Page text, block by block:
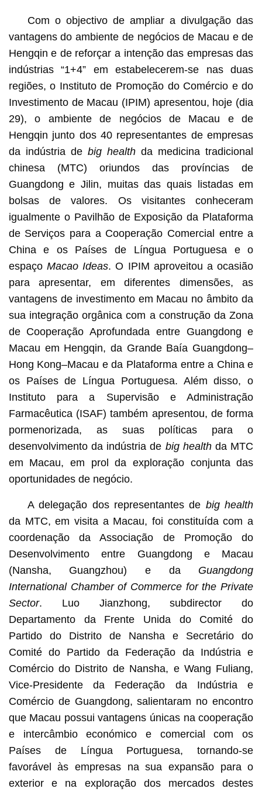
Com o objectivo de ampliar a divulgação das
vantagens do ambiente de negócios de Macau e de
Hengqin e de reforçar a intenção das empresas das
indústrias “1+4” em estabelecerem-se nas duas
regiões, o Instituto de Promoção do Comércio e do
Investimento de Macau (IPIM) apresentou, hoje (dia
29), o ambiente de negócios de Macau e de
Hengqin junto dos 40 representantes de empresas
da indústria de big health da medicina tradicional
chinesa (MTC) oriundos das províncias de
Guangdong e Jilin, muitas das quais listadas em
bolsas de valores. Os visitantes conheceram
igualmente o Pavilhão de Exposição da Plataforma
de Serviços para a Cooperação Comercial entre a
China e os Países de Língua Portuguesa e o
espaço Macao Ideas. O IPIM aproveitou a ocasião
para apresentar, em diferentes dimensões, as
vantagens de investimento em Macau no âmbito da
sua integração orgânica com a construção da Zona
de Cooperação Aprofundada entre Guangdong e
Macau em Hengqin, da Grande Baía Guangdong–
Hong Kong–Macau e da Plataforma entre a China e
os Países de Língua Portuguesa. Além disso, o
Instituto para a Supervisão e Administração
Farmacêutica (ISAF) também apresentou, de forma
pormenorizada, as suas políticas para o
desenvolvimento da indústria de big healthda MTC
em Macau, em prol da exploração conjunta das
oportunidades de negócio.
A delegação dos representantes de big health
da MTC, em visita a Macau, foi constituída com a
coordenação da Associação de Promoção do
Desenvolvimento entre Guangdong e Macau
(Nansha, Guangzhou) e da Guangdong
International Chamber of Commerce for the Private
Sector. Luo Jianzhong, subdirector do
Departamento da Frente Unida do Comité do
Partido do Distrito de Nansha e Secretário do
Comité do Partido da Federação da Indústria e
Comércio do Distrito de Nansha, e Wang Fuliang,
Vice-Presidente da Federação da Indústria e
Comércio de Guangdong, salientaram no encontro
que Macau possui vantagens únicas na cooperação
e intercâmbio económico e comercial com os
Países de Língua Portuguesa, tornando-se
favorável às empresas na sua expansão para o
exterior e na exploração dos mercados destes